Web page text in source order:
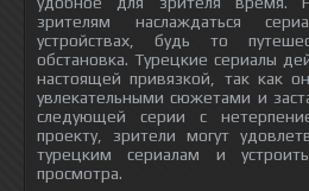
зрителям наслаждаться
устройствах, будь то
обстановка. Турецкие сериалы
настоящей привязкой, так как
увлекательными сюжетами и
следующей серии с
проекту, зрители могут
турецким сериалам и
просмотра.